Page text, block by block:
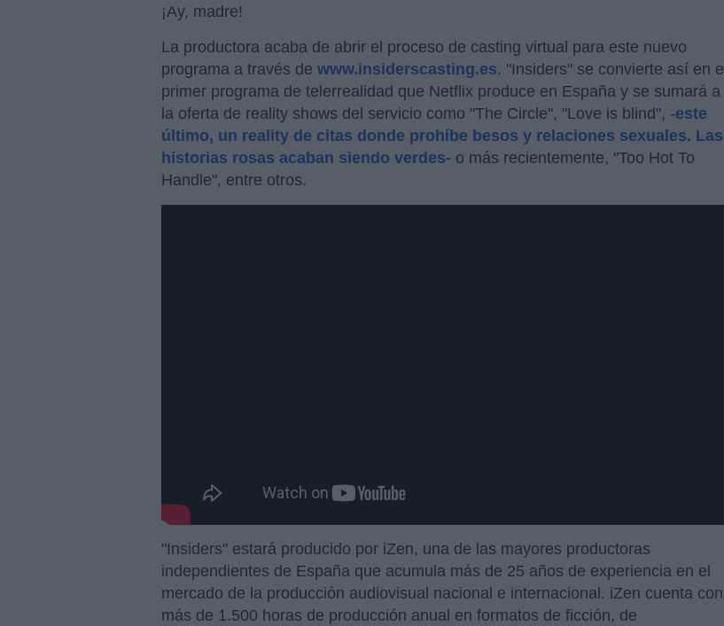
¡Ay, madre!
La productora acaba de abrir el proceso de casting virtual para este nuevo
programa a través de www.insiderscasting.es. "Insiders" se convierte así en el
primer programa de telerrealidad que Netflix produce en España y se sumará a
la oferta de reality shows del servicio como "The Circle", "Love is blind", -este
último, un reality de citas donde prohíbe besos y relaciones sexuales. Las
historias rosas acaban siendo verdes- o más recientemente, "Too Hot To
Handle", entre otros.
"Insiders" estará producido por iZen, una de las mayores productoras
independientes de España que acumula más de 25 años de experiencia en el
mercado de la producción audiovisual nacional e internacional. iZen cuenta con
más de 1.500 horas de producción anual en formatos de ficción, de